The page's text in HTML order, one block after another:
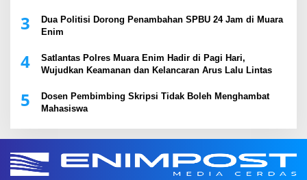
3
Dua Politisi Dorong Penambahan SPBU 24 Jam di Muara
Enim
4
Satlantas Polres Muara Enim Hadir di Pagi Hari,
Wujudkan Keamanan dan Kelancaran Arus Lalu Lintas
5
Dosen Pembimbing Skripsi Tidak Boleh Menghambat
Mahasiswa